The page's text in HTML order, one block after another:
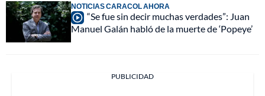
NOTICIAS CARACOL AHORA
“Se fue sin decir muchas verdades”: Juan
Manuel Galán habló de la muerte de ‘Popeye’
PUBLICIDAD